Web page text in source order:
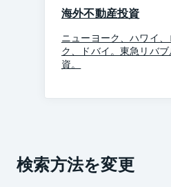
海外不動産投資
ニューヨーク、ハワイ
ク、ドバイ。東急リバ
資。
検索方法を変更